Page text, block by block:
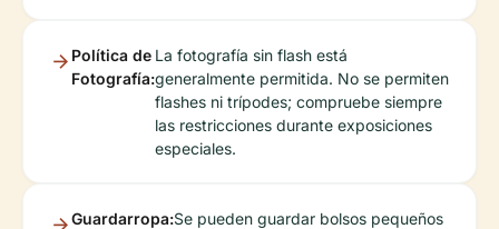
Política de
Fotografía:
La fotografía sin flash está
generalmente permitida. No se permiten
flashes ni trípodes; compruebe siempre
las restricciones durante exposiciones
especiales.
Guardarropa:Se pueden guardar bolsos pequeños